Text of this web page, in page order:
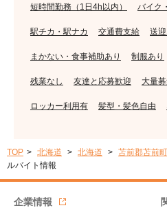
短時間勤務（1日4h以内） バイク
駅チカ・駅ナカ 交通費支給 送迎
まかない・食事補助あり 制服あり
残業なし 友達と応募歓迎 大量
ロッカー利用有 髪型・髪色自由
TOP 北海道 北海道 苫前郡苫前町
ルバイト情報
企業情報